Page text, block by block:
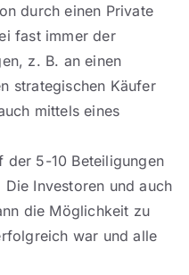
durch einen Private
fast immer der
z. B. an einen
strategischen Käufer
mittels eines
der 5-10 Beteiligungen
Investoren und auch
die Möglichkeit zu
war und alle